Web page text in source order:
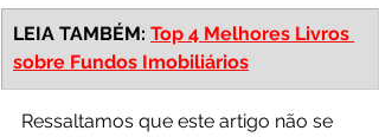
LEIA TAMBÉM: Top 4 Melhores Livros
sobre Fundos Imobiliários
Ressaltamos que este artigo não se